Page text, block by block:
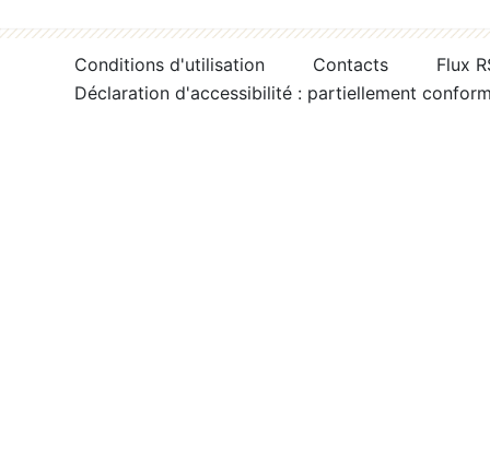
Conditions d'utilisation Contacts
Flux
Déclaration d'accessibilité : partiellement